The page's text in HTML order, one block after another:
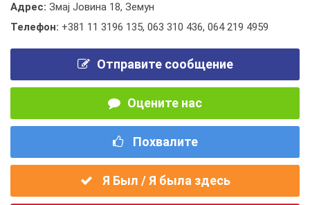
Адрес: Змај Јовина 18, Земун
Телефон: +381 11 3196 135, 063 310 436, 064 219 4959
Отправите сообщение
Оцените нас
Похвалите
Я Был / Я была здесь